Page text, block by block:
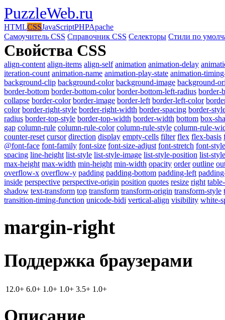
PuzzleWeb.ru
HTMLCSSJavaScriptPHPApache
Самоучитель CSS Справочник CSS Селекторы Стили по
Свойства CSS
align-content align-items align-self animation animation-delay
iteration-count animation-name animation-play-state animation-
background-clip background-color background-image background-
border-bottom border-bottom-color border-bottom-left-radius border-
collapse border-color border-image border-left border-left-color
color border-right-style border-right-width border-spacing border-
radius border-top-style border-top-width border-width bottom box-
gap column-rule column-rule-color column-rule-style column-rule-
counter-reset cursor direction display empty-cells filter flex flex-basis
@font-face font-family font-size font-size-adjust font-stretch font-style
spacing line-height list-style list-style-image list-style-position list-
max-height max-width min-height min-width opacity order outline
overflow-x overflow-y padding padding-bottom padding-left
inside perspective perspective-origin position quotes resize right
shadow text-transform top transform transform-origin transform-style
transition-timing-function unicode-bidi vertical-align visibility white-
margin-right
Поддержка браузерами
12.0+ 6.0+ 1.0+ 1.0+ 3.5+ 1.0+
Описание